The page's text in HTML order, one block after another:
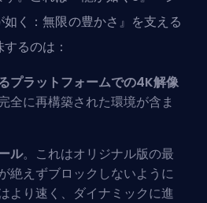
く：無限の豊かさ』を支える
るのは：
プラットフォームでの4K解像
全に再構築された環境が含ま
ル。これはオリジナル版の最
絶えずブロックしないように
より速く、ダイナミックに進